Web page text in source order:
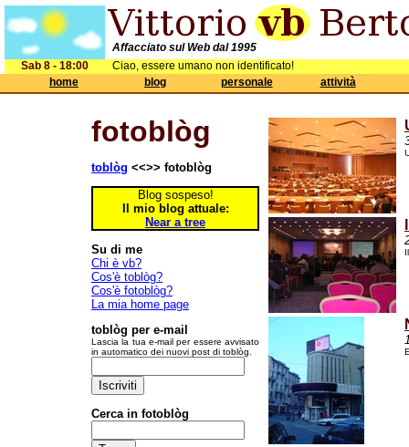
Affacciato sul Web dal 1995
Sab 8 - 18:00
Ciao, essere umano non identificato!
home
blog personale attività
fotoblòg
toblòg <<>> fotoblòg
Blog sospeso!
Il mio blog attuale:
Near a tree
Su di me
Chi è vb?
Cos'è toblòg?
Cos'è fotoblòg?
La mia home page
toblòg per e-mail
Lascia la tua e-mail per essere avvisato
in automatico dei nuovi post di toblòg.
Cerca in fotoblòg